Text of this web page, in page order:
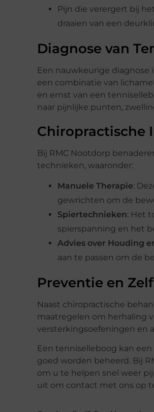
Pijn die verergert bij
draaien van een
Diagnose van
Een nauwkeurige diagnose
een combinatie van
en ernst van een
naar pijnlijke punten,
Chiropractische
Bij RMC Nootdorp
technieken, waaronder:
Manuele Therapie:
gewrichten om de
Spiertechnieken: Het
spierspanning en het
Advies over Houding
aan te passen om de
Preventie en
Naast chiropractische
maatregelen om herhaling
versterkingsoefeningen en
Een tenniselleboog kan
goed worden beheerd. Bij
om u te helpen snel weer
uit om contact met ons op